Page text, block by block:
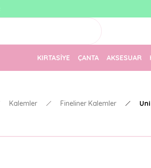
KIRTASİYE ÇANTA AKSESUAR
Kalemler Fineliner Kalemler